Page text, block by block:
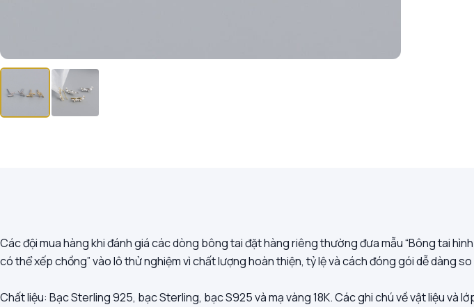
Các đội mua hàng khi đánh giá các dòng bông tai đặt hàng riêng thường đưa mẫu “Bông tai
có thể xếp chồng” vào lô thử nghiệm vì chất lượng hoàn thiện, tỷ lệ và cách đóng gói dễ dàng
Chất liệu: Bạc Sterling 925, bạc Sterling, bạc S925 và mạ vàng 18K. Các ghi chú về vật liệu và